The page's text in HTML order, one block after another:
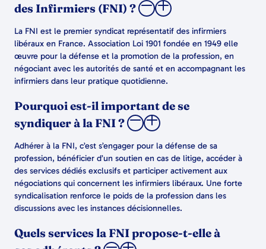
des Infirmiers (FNI) ?
La FNI est le premier syndicat représentatif des infirmiers
libéraux en France. Association Loi 1901 fondée en 1949 elle
œuvre pour la défense et la promotion de la profession, en
négociant avec les autorités de santé et en accompagnant les
infirmiers dans leur pratique quotidienne.
Pourquoi est-il important de se
syndiquer à la FNI ?
Adhérer à la FNI, c’est s’engager pour la défense de sa
profession, bénéficier d’un soutien en cas de litige, accéder à
des services dédiés exclusifs et participer activement aux
négociations qui concernent les infirmiers libéraux. Une forte
syndicalisation renforce le poids de la profession dans les
discussions avec les instances décisionnelles.
Quels services la FNI propose-t-elle à